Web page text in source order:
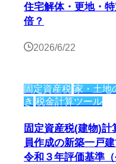
住宅解体・更地・
倍？
2026/6/22
固定資産税 家・土地
き 税金計算ツール
固定資産税(建物)
員作成の新築一戸
令和３年評価基準（